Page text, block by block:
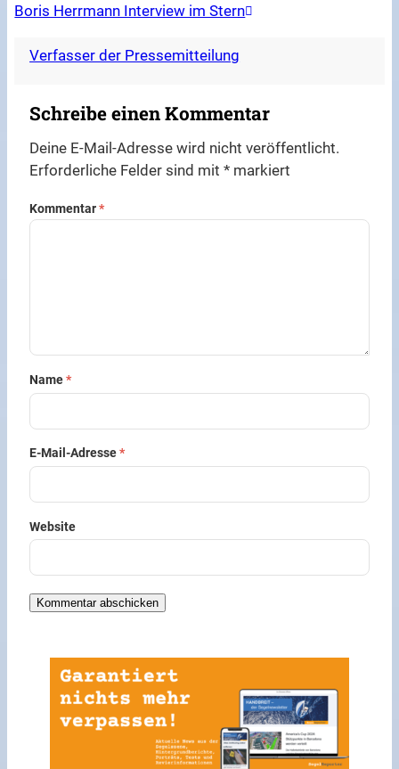
Boris Herrmann Interview im Stern
Verfasser der Pressemitteilung
Schreibe einen Kommentar
Deine E-Mail-Adresse wird nicht veröffentlicht.
Erforderliche Felder sind mit* markiert
Kommentar*
Name*
E-Mail-Adresse*
Website